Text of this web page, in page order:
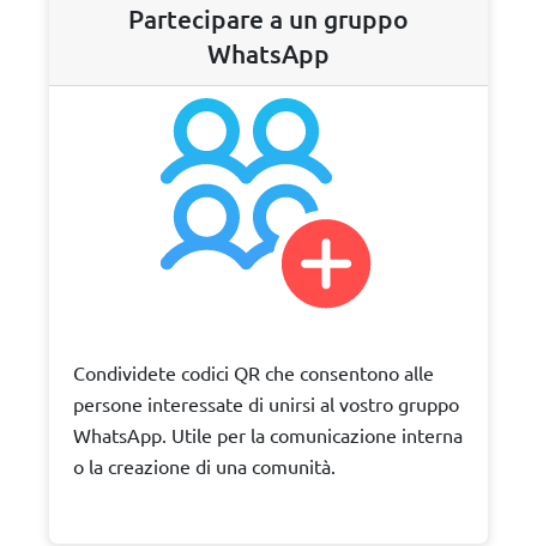
Partecipare a un gruppo
WhatsApp
Condividete codici QR che consentono alle
persone interessate di unirsi al vostro gruppo
WhatsApp. Utile per la comunicazione interna
o la creazione di una comunità.